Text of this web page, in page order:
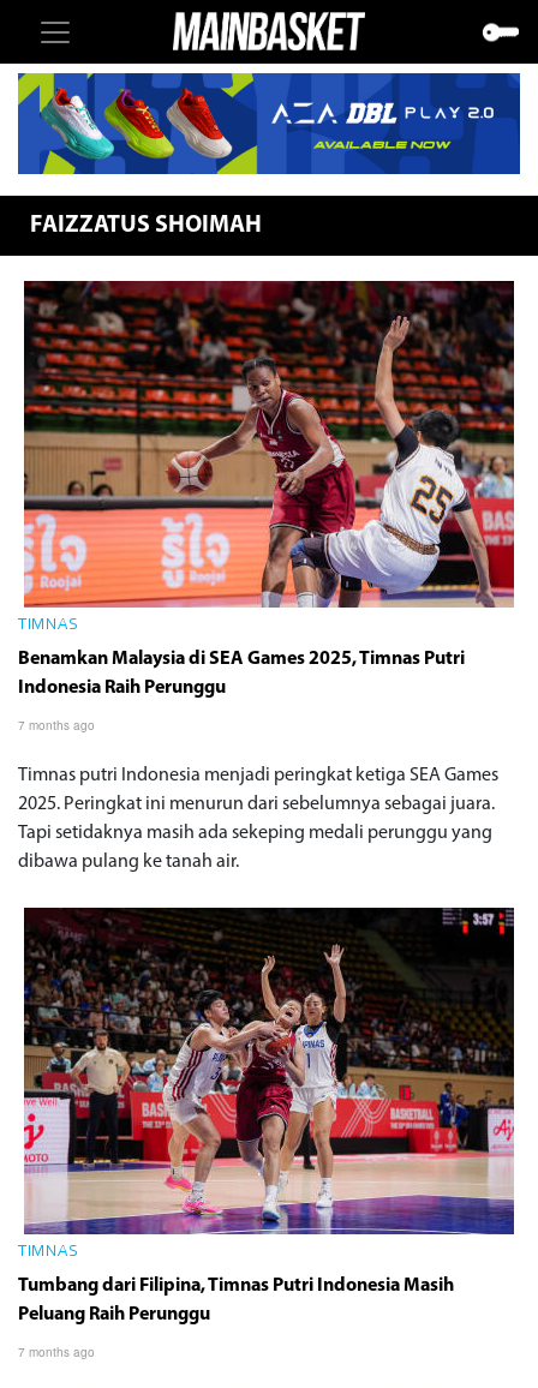
FAIZZATUS SHOIMAH
TIMNAS
Benamkan Malaysia di SEA Games 2025, Timnas Putri
Indonesia Raih Perunggu
7 months ago
Timnas putri Indonesia menjadi peringkat ketiga SEA Games
2025. Peringkat ini menurun dari sebelumnya sebagai juara.
Tapi setidaknya masih ada sekeping medali perunggu yang
dibawa pulang ke tanah air.
TIMNAS
Tumbang dari Filipina, Timnas Putri Indonesia Masih
Peluang Raih Perunggu
7 months ago